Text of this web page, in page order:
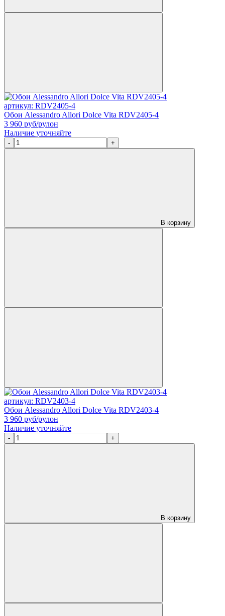
артикул: RDV2405-4
Обои Alessandro Allori Dolce Vita RDV2405-4
3 960 руб/рулон
Наличие уточняйте
- +
В корзину
артикул: RDV2403-4
Обои Alessandro Allori Dolce Vita RDV2403-4
3 960 руб/рулон
Наличие уточняйте
- +
В корзину